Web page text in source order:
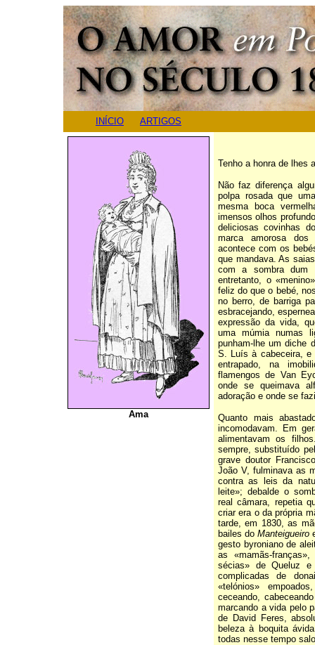
INÍCIO ARTIGOS
Ama
Tenho a honra de lhes
Não faz diferença
polpa rosada que
mesma boca
imensos olhos
deliciosas covinhas
marca amorosa
acontece com os
que mandava. As
com a sombra dum
entretanto, o
feliz do que o bebé,
no berro, de barriga
esbracejando,
expressão da vida,
uma múmia numas
punham‑lhe um diche
S. Luís à cabeceira, e
entrapado, na
flamengos de Van
onde se queimava
adoração e onde se
Quanto mais
incomodavam. Em
alimentavam os
sempre, substituído
grave doutor
João V, fulminava as
contra as leis da
leite»; debalde o
real câmara, repetia
criar era o da própria
tarde, em 1830, as
bailes doManteigueiro
gesto byroniano de
as «mamãs-
sécias» de Queluz
complicadas de
«telónios»
ceceando,
marcando a vida pelo
de David Feres,
beleza à boquita
todas nesse tempo